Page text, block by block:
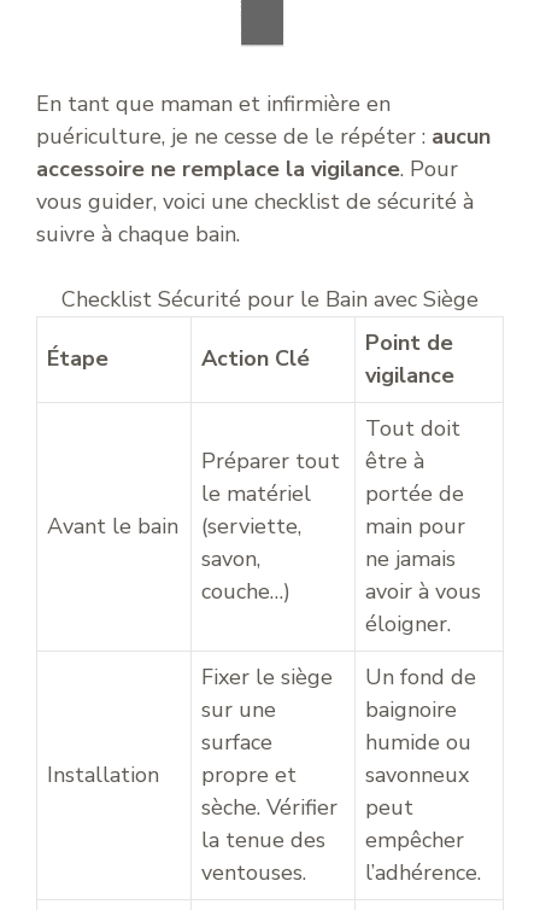
En tant que maman et infirmière en
puériculture, je ne cesse de le répéter : aucun
accessoire ne remplace la vigilance. Pour
vous guider, voici une checklist de sécurité à
suivre à chaque bain.
Checklist Sécurité pour le Bain avec Siège
Étape Action Clé
Point de
vigilance
Avant le bain
Préparer tout
le matériel
(serviette,
savon,
couche…)
Tout doit
être à
portée de
main pour
ne jamais
avoir à vous
éloigner.
Installation
Fixer le siège
sur une
surface
propre et
sèche. Vérifier
la tenue des
ventouses.
Un fond de
baignoire
humide ou
savonneux
peut
empêcher
l’adhérence.